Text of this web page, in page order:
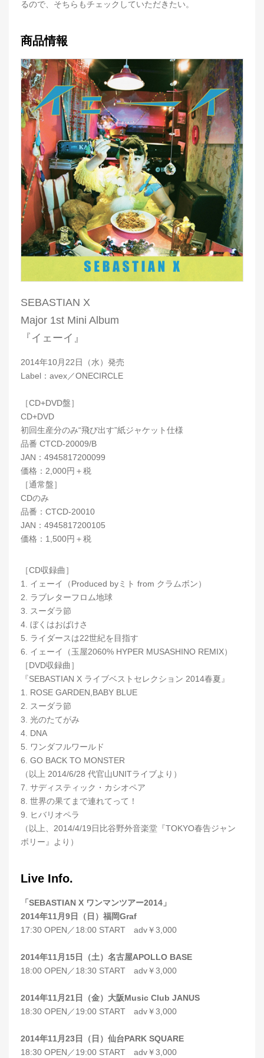
るので、そちらもチェックしていただきたい。
商品情報
SEBASTIAN X
Major 1st Mini Album
『イェーイ』
2014年10月22日（水）発売
Label：avex／ONECIRCLE
［CD+DVD盤］
CD+DVD
初回生産分のみ“飛び出す”紙ジャケット仕様
品番 CTCD-20009/B
JAN：4945817200099
価格：2,000円＋税
［通常盤］
CDのみ
品番：CTCD-20010
JAN：4945817200105
価格：1,500円＋税
［CD収録曲］
1. イェーイ（Produced byミト from クラムボン）
2. ラブレターフロム地球
3. スーダラ節
4. ぼくはおばけさ
5. ライダースは22世紀を目指す
6. イェーイ（玉屋2060% HYPER MUSASHINO REMIX）
［DVD収録曲］
『SEBASTIAN X ライブベストセレクション 2014春夏』
1. ROSE GARDEN,BABY BLUE
2. スーダラ節
3. 光のたてがみ
4. DNA
5. ワンダフルワールド
6. GO BACK TO MONSTER
（以上 2014/6/28 代官山UNITライブより）
7. サディスティック・カシオペア
8. 世界の果てまで連れてって！
9. ヒバリオペラ
（以上、2014/4/19日比谷野外音楽堂『TOKYO春告ジャン
ボリー』より）
Live Info.
「SEBASTIAN X ワンマンツアー2014」
2014年11月9日（日）福岡Graf
17:30 OPEN／18:00 START adv￥3,000
2014年11月15日（土）名古屋APOLLO BASE
18:00 OPEN／18:30 START adv￥3,000
2014年11月21日（金）大阪Music Club JANUS
18:30 OPEN／19:00 START adv￥3,000
2014年11月23日（日）仙台PARK SQUARE
18:30 OPEN／19:00 START adv￥3,000